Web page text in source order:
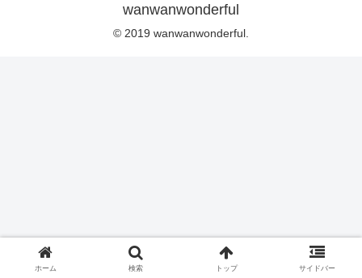
wanwanwonderful
© 2019 wanwanwonderful.
ホーム 検索 トップ サイドバー